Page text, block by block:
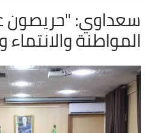
سعداوي: "حريصون
المواطنة والانتماء